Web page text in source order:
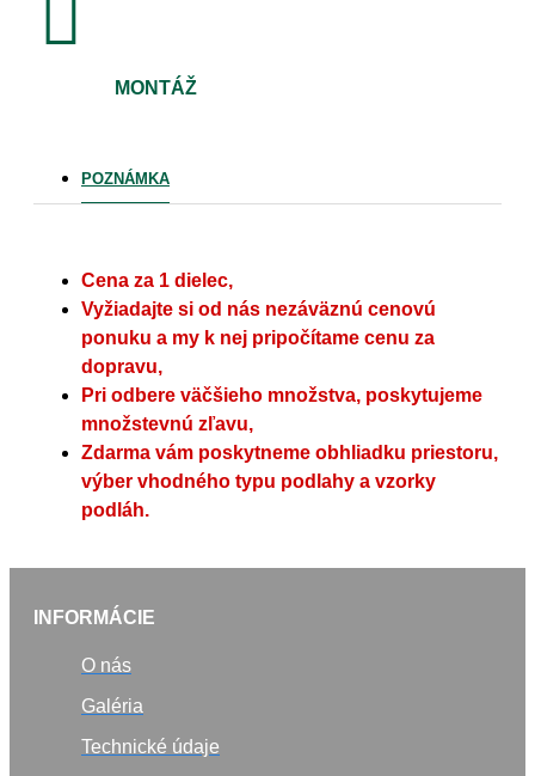
MONTÁŽ
POZNÁMKA
Cena za 1 dielec,
Vyžiadajte si od nás nezáväznú cenovú
ponuku a my k nej pripočítame cenu za
dopravu,
Pri odbere väčšieho množstva, poskytujeme
množstevnú zľavu,
Zdarma vám poskytneme obhliadku priestoru,
výber vhodného typu podlahy a vzorky
podláh.
INFORMÁCIE
O nás
Galéria
Technické údaje